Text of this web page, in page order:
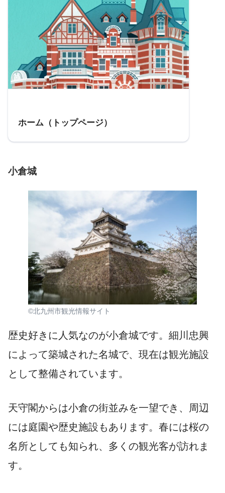
ホーム（トップページ）
小倉城
©北九州市観光情報サイト
歴史好きに人気なのが小倉城です。細川忠興
によって築城された名城で、現在は観光施設
として整備されています。
天守閣からは小倉の街並みを一望でき、周辺
には庭園や歴史施設もあります。春には桜の
名所としても知られ、多くの観光客が訪れま
す。